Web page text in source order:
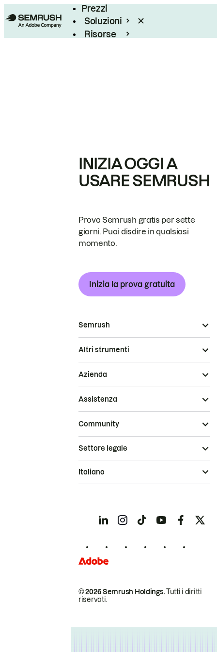
Prezzi
Soluzioni
Risorse
INIZIA OGGI A
USARE SEMRUSH
Prova Semrush gratis per sette
giorni. Puoi disdire in qualsiasi
momento.
Inizia la prova gratuita
Semrush
Altri strumenti
Azienda
Assistenza
Community
© 2026 Semrush Holdings.Tutti i diritti
riservati.
Settore legale
Italiano